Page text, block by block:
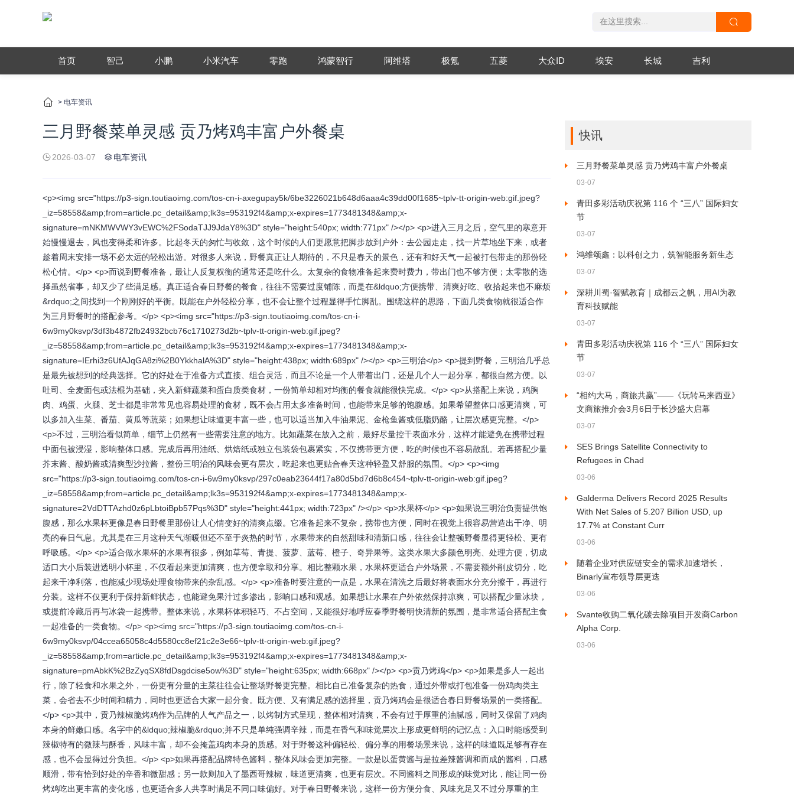
首页 智己 小鹏 小米汽车 零跑 鸿蒙智行 阿维塔 极氪 五菱 大众ID 埃安 长城 吉利
> 电车资讯
三月野餐菜单灵感 贡乃烤鸡丰富户外餐桌
2026-03-07 电车资讯
<p><img src="https://p3-sign.toutiaoimg.com/tos-cn-i-axegupay5k/6be3226021b648d6aaa4c39dd00f1685~tplv-tt-origin-web:gif.jpeg?
_iz=58558&amp;from=article.pc_detail&amp;lk3s=953192f4&amp;x-expires=1773481348&amp;x-
signature=mNKMWVWY3vEWC%2FSodaTJJ9JdaY8%3D" style="height:540px; width:771px" /></p> <p>进入三月之后，空气里的寒意开
始慢慢退去，风也变得柔和许多。比起冬天的匆忙与收敛，这个时候的人们更愿意把脚步放到户外：去公园走走，找一片草地坐下来，或者
趁着周末安排一场不必太远的轻松出游。对很多人来说，野餐真正让人期待的，不只是春天的景色，还有和好天气一起被打包带走的那份轻
松心情。</p> <p>而说到野餐准备，最让人反复权衡的通常还是吃什么。太复杂的食物准备起来费时费力，带出门也不够方便；太零散的选
择虽然省事，却又少了些满足感。真正适合春日野餐的餐食，往往不需要过度铺陈，而是在&ldquo;方便携带、清爽好吃、收拾起来也不麻烦
&rdquo;之间找到一个刚刚好的平衡。既能在户外轻松分享，也不会让整个过程显得手忙脚乱。围绕这样的思路，下面几类食物就很适合作
为三月野餐时的搭配参考。</p> <p><img src="https://p3-sign.toutiaoimg.com/tos-cn-i-
6w9my0ksvp/3df3b4872fb24932bcb76c1710273d2b~tplv-tt-origin-web:gif.jpeg?
_iz=58558&amp;from=article.pc_detail&amp;lk3s=953192f4&amp;x-expires=1773481348&amp;x-
signature=IErhi3z6UfAJqGA8zi%2B0YkkhalA%3D" style="height:438px; width:689px" /></p> <p>三明治</p> <p>提到野餐，三明治几乎总
是最先被想到的经典选择。它的好处在于准备方式直接、组合灵活，而且不论是一个人带着出门，还是几个人一起分享，都很自然方便。以
吐司、全麦面包或法棍为基础，夹入新鲜蔬菜和蛋白质类食材，一份简单却相对均衡的餐食就能很快完成。</p> <p>从搭配上来说，鸡胸
肉、鸡蛋、火腿、芝士都是非常常见也容易处理的食材，既不会占用太多准备时间，也能带来足够的饱腹感。如果希望整体口感更清爽，可
以多加入生菜、番茄、黄瓜等蔬菜；如果想让味道更丰富一些，也可以适当加入牛油果泥、金枪鱼酱或低脂奶酪，让层次感更完整。</p>
<p>不过，三明治看似简单，细节上仍然有一些需要注意的地方。比如蔬菜在放入之前，最好尽量控干表面水分，这样才能避免在携带过程
中面包被浸湿，影响整体口感。完成后再用油纸、烘焙纸或独立包装袋包裹紧实，不仅携带更方便，吃的时候也不容易散乱。若再搭配少量
芥末酱、酸奶酱或清爽型沙拉酱，整份三明治的风味会更有层次，吃起来也更贴合春天这种轻盈又舒服的氛围。</p> <p><img
src="https://p3-sign.toutiaoimg.com/tos-cn-i-6w9my0ksvp/297c0eab23644f17a80d5bd7d6b8c454~tplv-tt-origin-web:gif.jpeg?
_iz=58558&amp;from=article.pc_detail&amp;lk3s=953192f4&amp;x-expires=1773481348&amp;x-
signature=2VdDTTAzhd0z6pLbtoiBpb57Pqs%3D" style="height:441px; width:723px" /></p> <p>水果杯</p> <p>如果说三明治负责提供饱
腹感，那么水果杯更像是春日野餐里那份让人心情变好的清爽点缀。它准备起来不复杂，携带也方便，同时在视觉上很容易营造出干净、明
亮的春日气息。尤其是在三月这种天气渐暖但还不至于炎热的时节，水果带来的自然甜味和清新口感，往往会让整顿野餐显得更轻松、更有
呼吸感。</p> <p>适合做水果杯的水果有很多，例如草莓、青提、菠萝、蓝莓、橙子、奇异果等。这类水果大多颜色明亮、处理方便，切成
适口大小后装进透明小杯里，不仅看起来更加清爽，也方便拿取和分享。相比整颗水果，水果杯更适合户外场景，不需要额外削皮切分，吃
起来干净利落，也能减少现场处理食物带来的杂乱感。</p> <p>准备时要注意的一点是，水果在清洗之后最好将表面水分充分擦干，再进行
分装。这样不仅更利于保持新鲜状态，也能避免果汁过多渗出，影响口感和观感。如果想让水果在户外依然保持凉爽，可以搭配少量冰块，
或提前冷藏后再与冰袋一起携带。整体来说，水果杯体积轻巧、不占空间，又能很好地呼应春季野餐明快清新的氛围，是非常适合搭配主食
一起准备的一类食物。</p> <p><img src="https://p3-sign.toutiaoimg.com/tos-cn-i-
6w9my0ksvp/04ccea65058c4d5580cc8ef21c2e3e66~tplv-tt-origin-web:gif.jpeg?
_iz=58558&amp;from=article.pc_detail&amp;lk3s=953192f4&amp;x-expires=1773481348&amp;x-
signature=pmAbkK%2BzZyqSX8fdDsgdcise5ow%3D" style="height:635px; width:668px" /></p> <p>贡乃烤鸡</p> <p>如果是多人一起出
行，除了轻食和水果之外，一份更有分量的主菜往往会让整场野餐更完整。相比自己准备复杂的热食，通过外带或打包准备一份鸡肉类主
菜，会省去不少时间和精力，同时也更适合大家一起分食。既方便、又有满足感的选择里，贡乃烤鸡会是很适合春日野餐场景的一类搭配。
</p> <p>其中，贡乃辣椒脆烤鸡作为品牌的人气产品之一，以烤制方式呈现，整体相对清爽，不会有过于厚重的油腻感，同时又保留了鸡肉
本身的鲜嫩口感。名字中的&ldquo;辣椒脆&rdquo;并不只是单纯强调辛辣，而是在香气和味觉层次上形成更鲜明的记忆点：入口时能感受到
辣椒特有的微辣与酥香，风味丰富，却不会掩盖鸡肉本身的质感。对于野餐这种偏轻松、偏分享的用餐场景来说，这样的味道既足够有存在
感，也不会显得过分负担。</p> <p>如果再搭配品牌特色酱料，整体风味会更加完整。一款是以蛋黄酱与是拉差辣酱调和而成的酱料，口感
顺滑，带有恰到好处的辛香和微甜感；另一款则加入了墨西哥辣椒，味道更清爽，也更有层次。不同酱料之间形成的味觉对比，能让同一份
烤鸡吃出更丰富的变化感，也更适合多人共享时满足不同口味偏好。对于春日野餐来说，这样一份方便分食、风味充足又不过分厚重的主
快讯
三月野餐菜单灵感 贡乃烤鸡丰富户外餐桌
03-07
青田多彩活动庆祝第 116 个 “三八” 国际妇女
节
03-07
鸿维颂鑫：以科创之力，筑智能服务新生态
03-07
深耕川蜀·智赋教育｜成都云之帆，用AI为教
育科技赋能
03-07
青田多彩活动庆祝第 116 个 “三八” 国际妇女
节
03-07
“相约大马，商旅共赢”——《玩转马来西亚》
文商旅推介会3月6日于长沙盛大启幕
03-07
SES Brings Satellite Connectivity to
Refugees in Chad
03-06
Galderma Delivers Record 2025 Results
With Net Sales of 5.207 Billion USD, up
17.7% at Constant Curr
03-06
随着企业对供应链安全的需求加速增长，
Binarly宣布领导层更迭
03-06
Svante收购二氧化碳去除项目开发商Carbon
Alpha Corp.
03-06